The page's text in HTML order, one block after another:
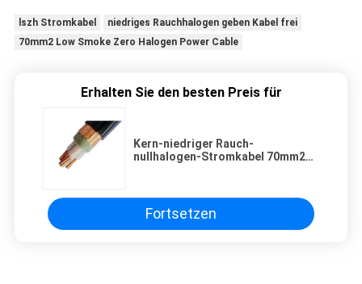
lszh Stromkabel
niedriges Rauchhalogen geben Kabel frei
70mm2 Low Smoke Zero Halogen Power Cable
Erhalten Sie den besten Preis für
Kern-niedriger Rauch-
nullhalogen-Stromkabel 70mm2
Fortsetzen